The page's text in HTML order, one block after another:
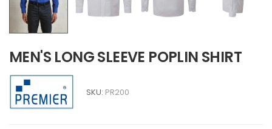
MEN'S LONG SLEEVE POPLIN SHIRT
SKU: PR200